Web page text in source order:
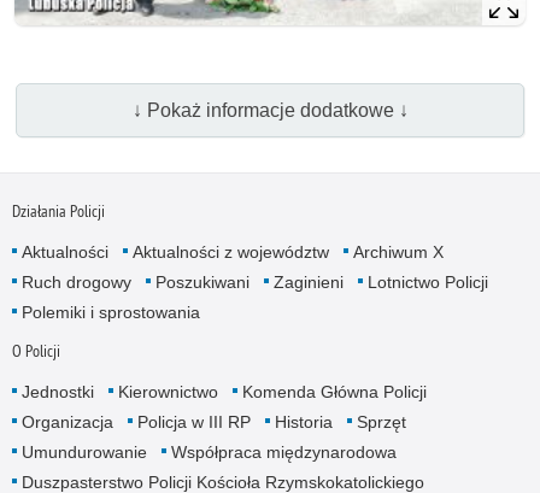
↓ Pokaż informacje dodatkowe ↓
Działania Policji
Aktualności Aktualności z województw
Archiwum X
Ruch drogowy
Poszukiwani Zaginieni
Lotnictwo Policji
Polemiki i sprostowania
O Policji
Jednostki Kierownictwo
Komenda Główna Policji
Organizacja
Policja w III RP Historia
Sprzęt
Umundurowanie
Współpraca międzynarodowa
Duszpasterstwo Policji Kościoła Rzymskokatolickiego